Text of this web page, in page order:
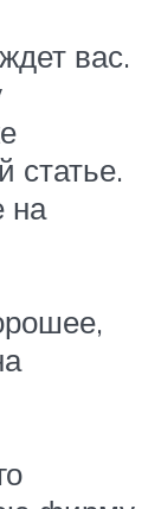
вас.
статье.
на